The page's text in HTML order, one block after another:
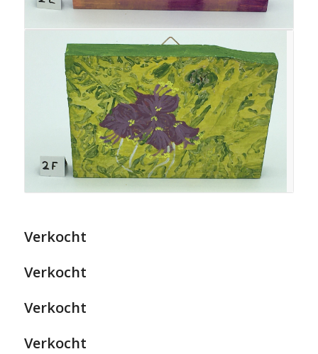
Verkocht
Verkocht
Verkocht
Verkocht